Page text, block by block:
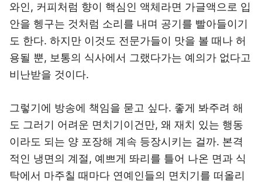
와인, 커피처럼 향이 핵심인 액체라면 가글액으로 입
안을 헹구는 것처럼 소리를 내며 공기를 빨아들이기
도 한다. 하지만 이것도 전문가들이 맛을 볼 때나 허
용될 뿐, 보통의 식사에서 그랬다가는 예의가 없다고
비난받을 것이다.
그렇기에 방송에 책임을 묻고 싶다. 좋게 봐주려 해
도 그러기 어려운 면치기이건만, 왜 재치 있는 행동
이라도 되는 양 포장해 계속 등장시키는 걸까. 본격
적인 냉면의 계절, 예쁘게 똬리를 틀어 나온 면과 식
탁에서 마주칠 때마다 연예인들의 면치기를 떠올리